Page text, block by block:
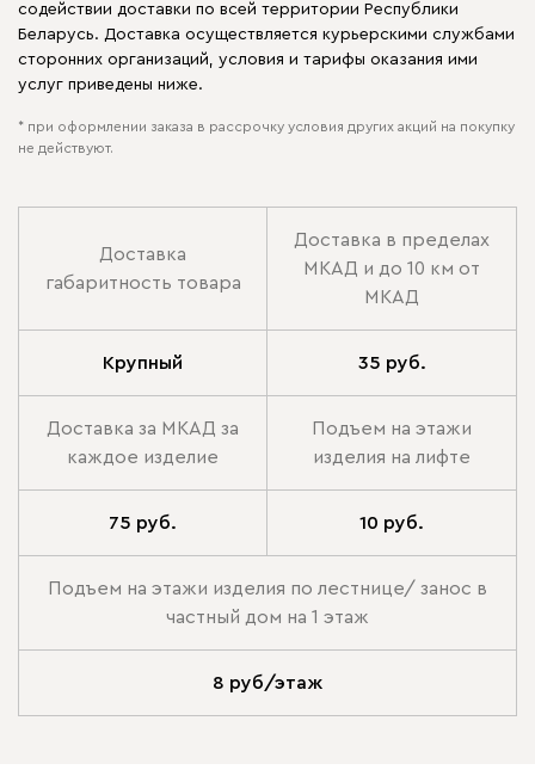
содействии доставки по всей территории Республики
Беларусь. Доставка осуществляется курьерскими службами
сторонних организаций, условия и тарифы оказания ими
услуг приведены ниже.
* при оформлении заказа в рассрочку условия других акций на покупку
не действуют.
Доставка
габаритность товара
Доставка в пределах
МКАД и до 10 км от
МКАД
Крупный 35 руб.
Доставка за МКАД за
каждое изделие
Подъем на этажи
изделия на лифте
75 руб. 10 руб.
Подъем на этажи изделия по лестнице/ занос в
частный дом на 1 этаж
8 руб/этаж